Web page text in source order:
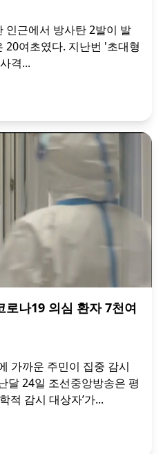
인근에서 방사탄 2발이 발
20여초였다. 지난번 '초대형
격...
로나19 의심 환자 7천여
가까운 주민이 집중 감시
달 24일 조선중앙방송은 평
적 감시 대상자’가...